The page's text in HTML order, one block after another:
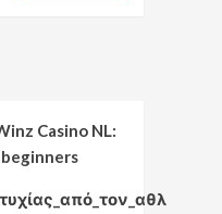
Casino NL: